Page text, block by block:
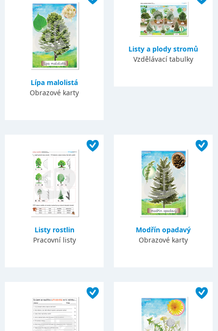
Lípa malolistá
Obrazové karty
Listy a plody stromů
Vzdělávací tabulky
Listy rostlin
Pracovní listy
Modřín opadavý
Obrazové karty